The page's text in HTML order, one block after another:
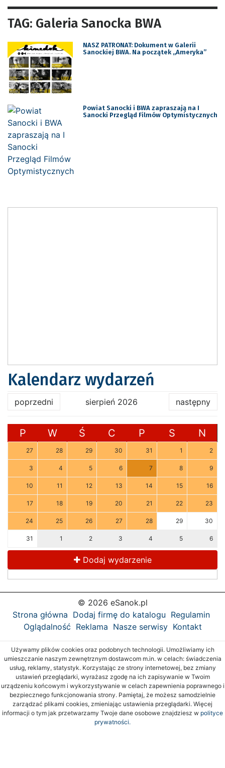
TAG: Galeria Sanocka BWA
NASZ PATRONAT: Dokument w Galerii
Sanockiej BWA. Na początek „Ameryka”
Powiat Sanocki i BWA zapraszają na I
Sanocki Przegląd Filmów Optymistycznych
Kalendarz wydarzeń
poprzedni sierpień 2026 następny
P W Ś C P S N
27 28 29 30 31 1 2
3 4 5 6 7 8 9
10 11 12 13 14 15 16
17 18 19 20 21 22 23
24 25 26 27 28 29 30
31 1 2 3 4 5 6
Dodaj wydarzenie
© 2026 eSanok.pl
Strona główna Dodaj firmę do katalogu Regulamin
Oglądalność Reklama Nasze serwisy Kontakt
Używamy plików cookies oraz podobnych technologii. Umożliwiamy ich
umieszczanie naszym zewnętrznym dostawcom m.in. w celach: świadczenia
usług, reklamy, statystyk. Korzystając ze strony internetowej, bez zmiany
ustawień przeglądarki, wyrażasz zgodę na ich zapisywanie w Twoim
urządzeniu końcowym i wykorzystywanie w celach zapewnienia poprawnego i
bezpiecznego funkcjonowania strony. Pamiętaj, że możesz samodzielnie
zarządzać plikami cookies, zmieniając ustawienia przeglądarki. Więcej
informacji o tym jak przetwarzamy Twoje dane osobowe znajdziesz w polityce
prywatności.